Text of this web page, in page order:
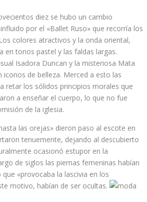
diez se hubo un cambio
por el «Ballet Ruso» que recorría los
colores atractivos y la onda oriental,
en tonos pastel y las faldas largas.
Isadora Duncan y la misteriosa Mata
iconos de belleza. Merced a esto las
retar los sólidos principios morales que
a enseñar el cuerpo, lo que no fue
de la iglesia.
las orejas» dieron paso al escote en
tenuemente, dejando al descubierto
ocasionó estupor en la
de siglos las piernas femeninas habían
«provocaba la lascivia en los
motivo, habían de ser ocultas.